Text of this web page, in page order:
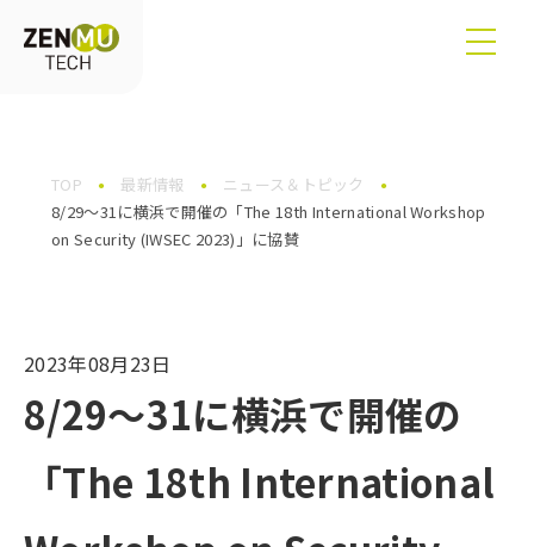
TOP 最新情報
ニュース＆トピック
8/29～31に横浜で開催の「The 18th International Workshop
on Security (IWSEC 2023)」に協賛
2023年08月23日
8/29～31に横浜で開催の
「The 18th International